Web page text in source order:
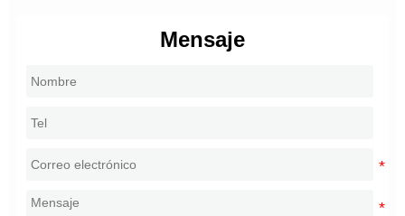
Mensaje